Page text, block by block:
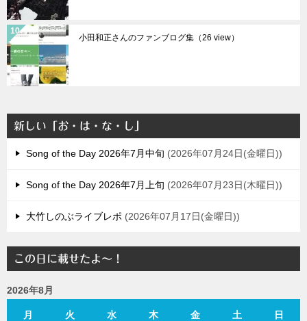
小田和正さんのファンブログ集（26 view）
新しい「お・は・な・し」
Song of the Day 2026年7月中旬 2026年07月24日(金曜日)
Song of the Day 2026年7月上旬 2026年07月23日(木曜日)
大竹しのぶライブレポ 2026年07月17日(金曜日)
この日に載せたよ～！
2026年8月
月 火 水 木 金 土 日